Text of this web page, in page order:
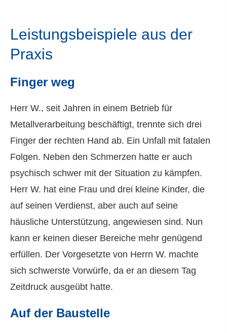
Leistungsbeispiele aus der
Praxis
Finger weg
Herr W., seit Jahren in einem Betrieb für
Metallverarbeitung beschäftigt, trennte sich drei
Finger der rechten Hand ab. Ein Unfall mit fatalen
Folgen. Neben den Schmerzen hatte er auch
psychisch schwer mit der Situation zu kämpfen.
Herr W. hat eine Frau und drei kleine Kinder, die
auf seinen Verdienst, aber auch auf seine
häusliche Unterstützung, angewiesen sind. Nun
kann er keinen dieser Bereiche mehr genügend
erfüllen. Der Vorgesetzte von Herrn W. machte
sich schwerste Vorwürfe, da er an diesem Tag
Zeitdruck ausgeübt hatte.
Auf der Baustelle